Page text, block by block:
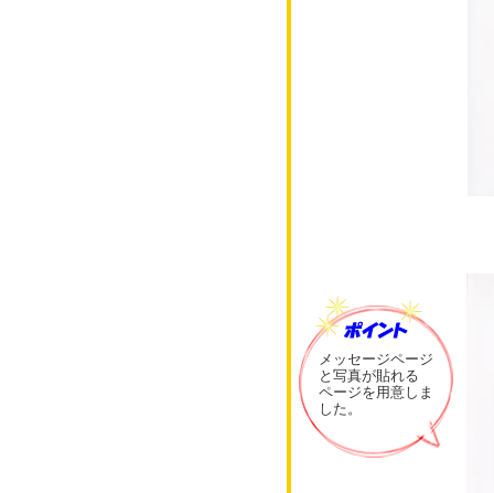
メッセージページ
と写真が貼れる
ページを用意しま
した。